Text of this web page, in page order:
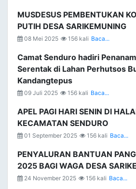
MUSDESUS PEMBENTUKAN
PUTIH DESA SARIKEMUNING
08 Mei 2025 156 kali Baca...
Camat Senduro hadiri
Serentak di Lahan Perhutsos
Kandangtepus
09 Juli 2025 156 kali Baca...
APEL PAGI HARI SENIN DI
KECAMATAN SENDURO
01 September 2025 156 kali Baca...
PENYALURAN BANTUAN
2025 BAGI WAGA DESA
24 November 2025 156 kali Baca...